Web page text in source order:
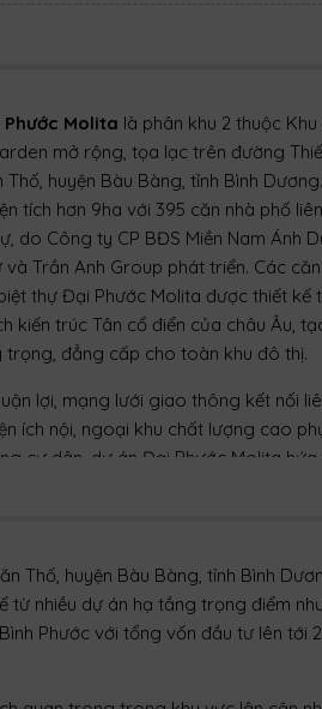
Molita là phân khu 2 thuộc
mở rộng, tọa lạc trên đường
Thố, huyện Bàu Bàng, tỉnh Bình
tích hơn 9ha với 395 căn nhà phố
do Công ty CP BĐS Miền Nam Ánh
và Trần Anh Group phát triển. Các
thự Đại Phước Molita được thiết kế
kiến trúc Tân cổ điển của châu Âu,
trọng, đẳng cấp cho toàn khu đô thị.
lợi, mạng lưới giao thông kết nối
ích nội, ngoại khu chất lượng cao
cư dân, dự án Đại Phước Molita hứa
Đại Phước Molita
Thiếu Niên 3, xã Trừ Văn Thố,,
Dương
tư: Công ty CP BĐS Miền Nam Ánh
Thố, huyện Bàu Bàng, tỉnh Bình
nhiều dự án hạ tầng trọng điểm
Phước với tổng vốn đầu tư lên tới